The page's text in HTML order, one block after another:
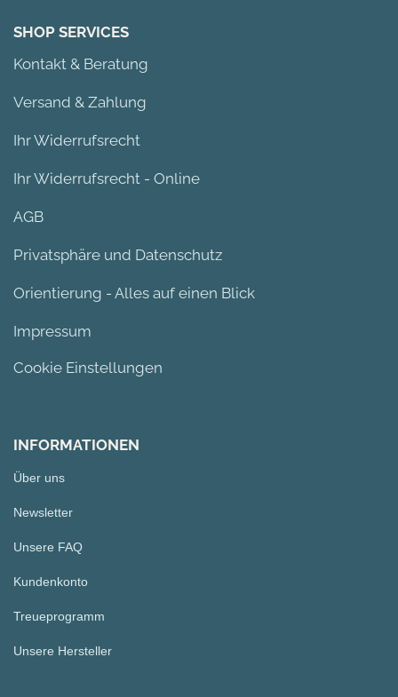
SHOP SERVICES
Kontakt & Beratung
Versand & Zahlung
Ihr Widerrufsrecht
Ihr Widerrufsrecht - Online
AGB
Privatsphäre und Datenschutz
Orientierung - Alles auf einen Blick
Impressum
Cookie Einstellungen
INFORMATIONEN
Über uns
Newsletter
Unsere FAQ
Kundenkonto
Treueprogramm
Unsere Hersteller